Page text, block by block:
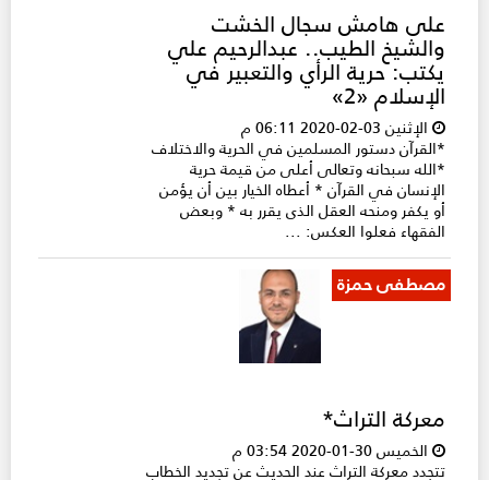
على هامش سجال الخشت
والشيخ الطيب.. عبدالرحيم علي
يكتب: حرية الرأي والتعبير في
الإسلام «2»
الإثنين 03-02-2020 06:11 م
*القرآن دستور المسلمين في الحرية والاختلاف
*الله سبحانه وتعالى أعلى من قيمة حرية
الإنسان في القرآن * أعطاه الخيار بين أن يؤمن
أو يكفر ومنحه العقل الذى يقرر به * وبعض
الفقهاء فعلوا العكس: ...
مصطفى حمزة
معركة التراث*
الخميس 30-01-2020 03:54 م
تتجدد معركة التراث عند الحديث عن تجديد الخطاب